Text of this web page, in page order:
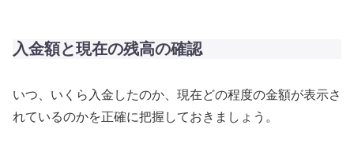
入金額と現在の残高の確認
いつ、いくら入金したのか、現在どの程度の金額が表示さ
れているのかを正確に把握しておきましょう。